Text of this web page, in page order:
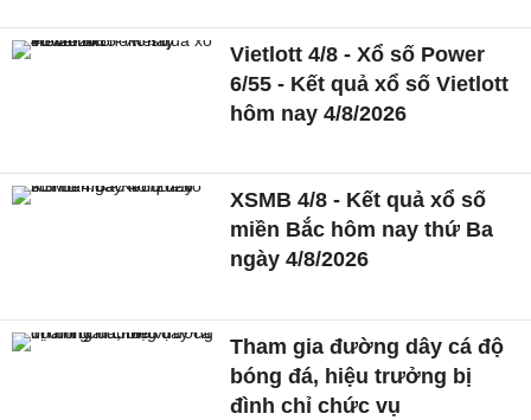
Vietlott 4/8 - Xổ số Power
6/55 - Kết quả xổ số Vietlott
hôm nay 4/8/2026
XSMB 4/8 - Kết quả xổ số
miền Bắc hôm nay thứ Ba
ngày 4/8/2026
Tham gia đường dây cá độ
bóng đá, hiệu trưởng bị
đình chỉ chức vụ